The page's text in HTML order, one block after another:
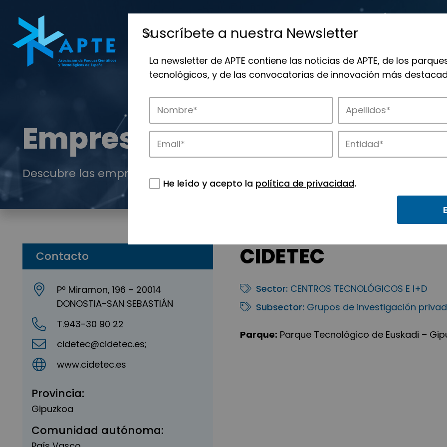
Empresas
Descubre las empresas que impulsan la innovación en los parques de APTE.
Contacto
Pº Miramon, 196 – 20014
DONOSTIA-SAN SEBASTIÁN
T.943-30 90 22
cidetec@cidetec.es;
www.cidetec.es
Provincia:
Gipuzkoa
Comunidad autónoma:
CIDETEC
Sector: CENTROS TECNOLÓGICOS E I+D
Subsector: Grupos de investigación
Parque: Parque Tecnológico de Euskadi –
Suscríbete a nuestra Newsletter
La newsletter de APTE contiene las noticias de APTE, de los
tecnológicos, y de las convocatorias de innovación más
He leído y acepto la política de privacidad.